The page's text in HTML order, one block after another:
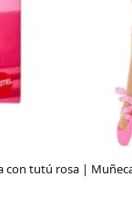
con tutú rosa |